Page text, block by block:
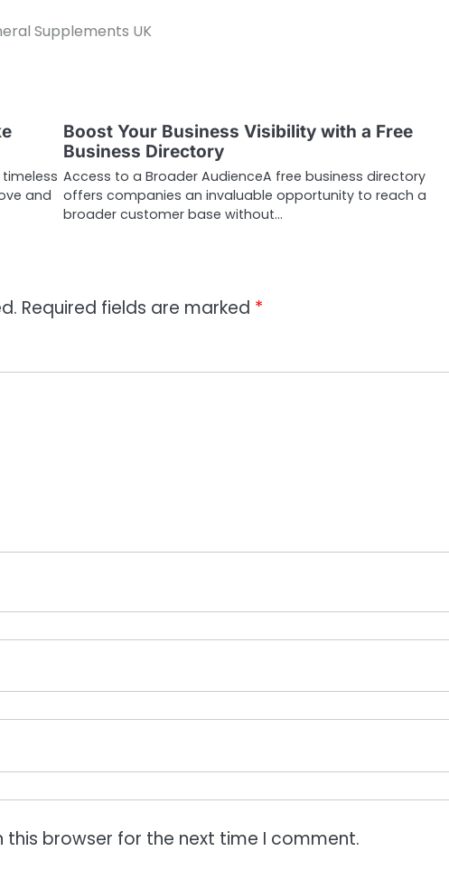
Supplements UK
and
Boost Your Business Visibility with a Free
Business Directory
Access to a Broader AudienceA free business directory
offers companies an invaluable opportunity to reach a
broader customer base without…
Required fields are marked *
this browser for the next time I comment.